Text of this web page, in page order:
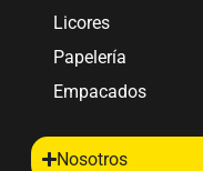
Licores
Papelería
Empacados
Nosotros